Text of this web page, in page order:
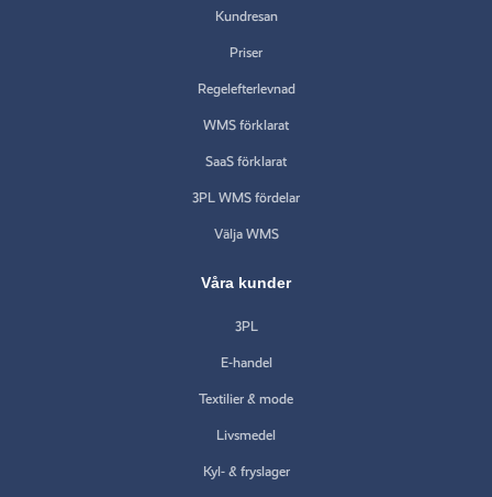
Kundresan
Priser
Regelefterlevnad
WMS förklarat
SaaS förklarat
3PL WMS fördelar
Välja WMS
Våra kunder
3PL
E-handel
Textilier & mode
Livsmedel
Kyl- & fryslager